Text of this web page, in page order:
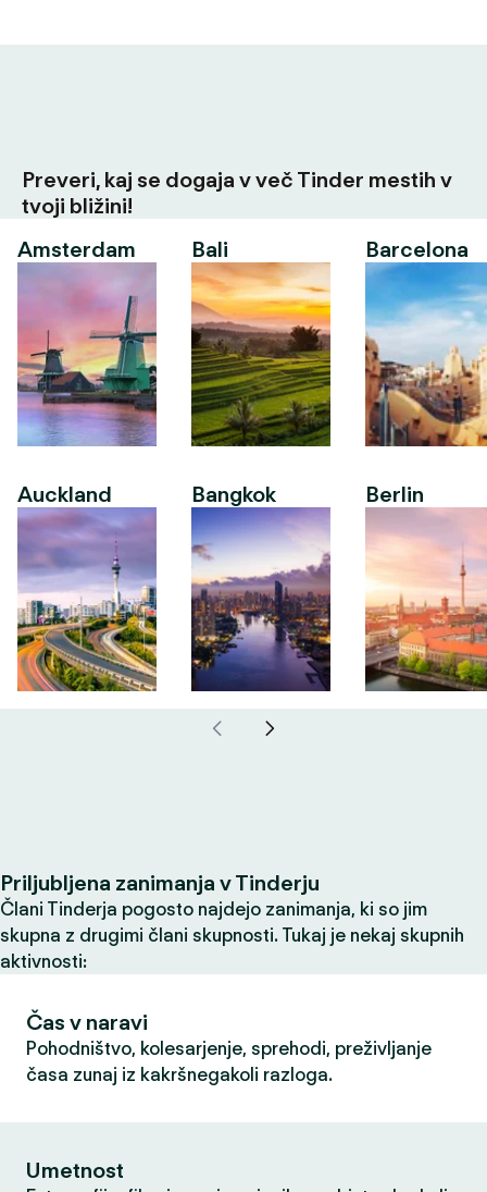
Preveri, kaj se dogaja v več Tinder mestih v
tvoji bližini!
Amsterdam
Auckland
Bali
Bangkok
Barcelona
Berlin
Priljubljena zanimanja v Tinderju
Člani Tinderja pogosto najdejo zanimanja, ki so jim
skupna z drugimi člani skupnosti. Tukaj je nekaj skupnih
aktivnosti:
Čas v naravi
Pohodništvo, kolesarjenje, sprehodi, preživljanje
časa zunaj iz kakršnegakoli razloga.
Umetnost